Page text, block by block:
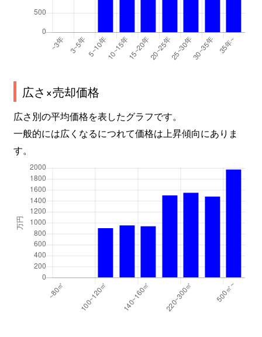
広さ×売却価格
広さ別の平均価格を表したグラフです。
一般的には広くなるにつれて価格は上昇傾向にありま
す。